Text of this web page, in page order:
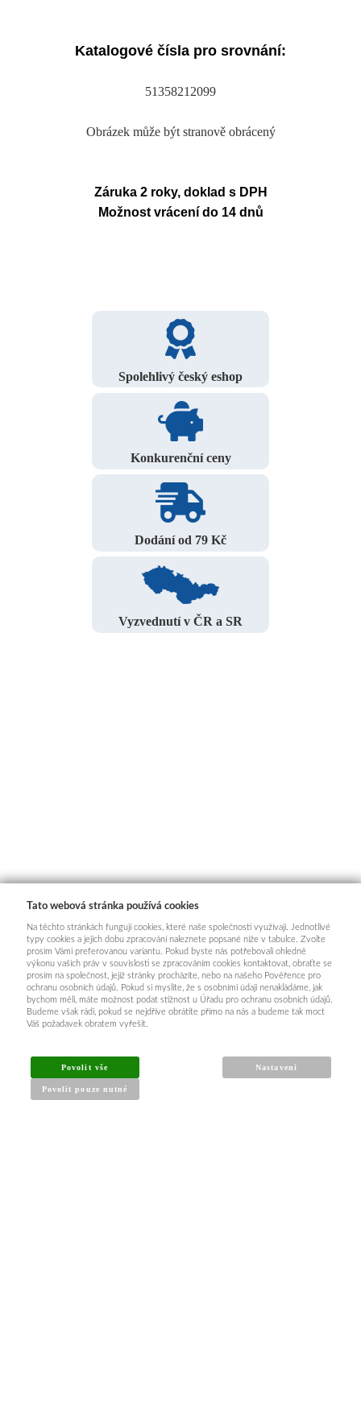
Katalogové čísla pro srovnání:
51358212099
Obrázek může být stranově obrácený
Záruka 2 roky, doklad s DPH
Možnost vrácení do 14 dnů
Spolehlivý český eshop
Konkurenční ceny
Dodání od 79 Kč
Vyzvednutí v ČR a SR
Tato webová stránka používá cookies
Na těchto stránkách fungují cookies, které naše společnosti využívají. Jednotlivé
typy cookies a jejich dobu zpracování naleznete popsané níže v tabulce. Zvolte
prosím Vámi preferovanou variantu. Pokud byste nás potřebovali ohledně
výkonu vašich práv v souvislosti se zpracováním cookies kontaktovat, obraťte se
prosím na společnost, jejíž stránky procházíte, nebo na našeho Pověřence pro
ochranu osobních údajů. Pokud si myslíte, že s osobními údaji nenakládáme, jak
bychom měli, máte možnost podat stížnost u Úřadu pro ochranu osobních údajů.
Budeme však rádi, pokud se nejdříve obrátíte přímo na nás a budeme tak moct
Váš požadavek obratem vyřešit.
Povolit vše
Povolit pouze nutné
Nastavení